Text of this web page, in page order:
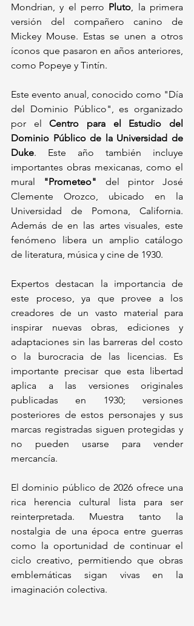
Mondrian, y el perro Pluto , la primera
versión del compañero canino de
Mickey Mouse. Estas se unen a otros
íconos que pasaron en años anteriores,
como Popeye y Tintín.
Este evento anual, conocido como "Día
del Dominio Público", es organizado
por el Centro para el Estudio del
Dominio Público de la Universidad de
Duke. Este año también incluye
importantes obras mexicanas, como el
mural "Prometeo" del pintor José
Clemente Orozco, ubicado en la
Universidad de Pomona, California.
Además de en las artes visuales, este
fenómeno libera un amplio catálogo
de literatura, música y cine de 1930.
Expertos destacan la importancia de
este proceso, ya que provee a los
creadores de un vasto material para
inspirar nuevas obras, ediciones y
adaptaciones sin las barreras del costo
o la burocracia de las licencias. Es
importante precisar que esta libertad
aplica a las versiones originales
publicadas en 1930; versiones
posteriores de estos personajes y sus
marcas registradas siguen protegidas y
no pueden usarse para vender
mercancía.
El dominio público de 2026 ofrece una
rica herencia cultural lista para ser
reinterpretada. Muestra tanto la
nostalgia de una época entre guerras
como la oportunidad de continuar el
ciclo creativo, permitiendo que obras
emblemáticas sigan vivas en la
imaginación colectiva.